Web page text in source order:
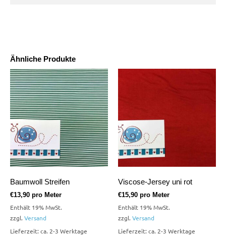
Ähnliche Produkte
Baumwoll Streifen
€13,90 pro Meter
Enthält 19% MwSt.
zzgl. Versand
Lieferzeit: ca. 2-3 Werktage
Viscose-Jersey uni rot
€15,90 pro Meter
Enthält 19% MwSt.
zzgl. Versand
Lieferzeit: ca. 2-3 Werktage